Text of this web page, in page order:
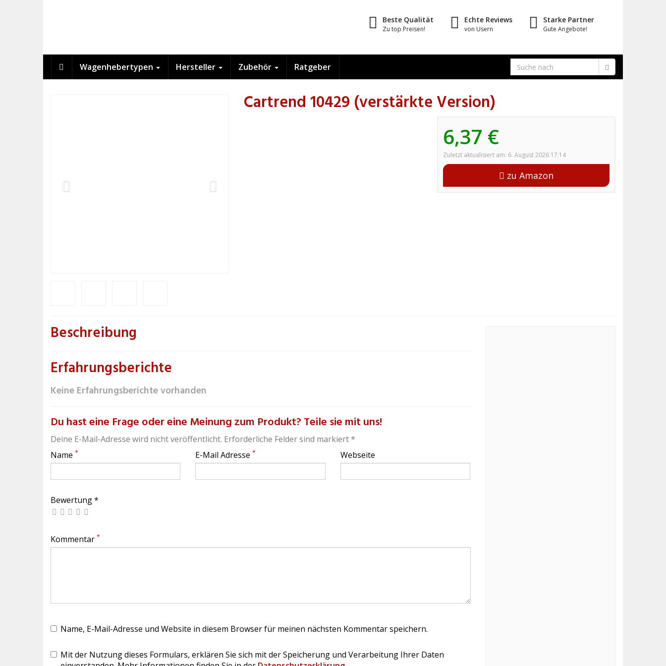
Beste Qualität
Zu top Preisen!
Echte Reviews
von Usern
Starke Partner
Gute Angebote!
Wagenhebertypen Hersteller Zubehör Ratgeber
Cartrend 10429 (verstärkte Version)
6,37 €
Zuletzt aktualisiert am: 6. August 2026 17:14
zu Amazon
Beschreibung
Erfahrungsberichte
Keine Erfahrungsberichte vorhanden
Du hast eine Frage oder eine Meinung zum Produkt? Teile sie mit uns!
Deine E-Mail-Adresse wird nicht veröffentlicht. Erforderliche Felder sind markiert *
Name * E-Mail Adresse* Webseite
Bewertung *
Kommentar *
Name, E-Mail-Adresse und Website in diesem Browser für meinen nächsten Kommentar speichern.
Mit der Nutzung dieses Formulars, erklären Sie sich mit der Speicherung und Verarbeitung Ihrer Daten